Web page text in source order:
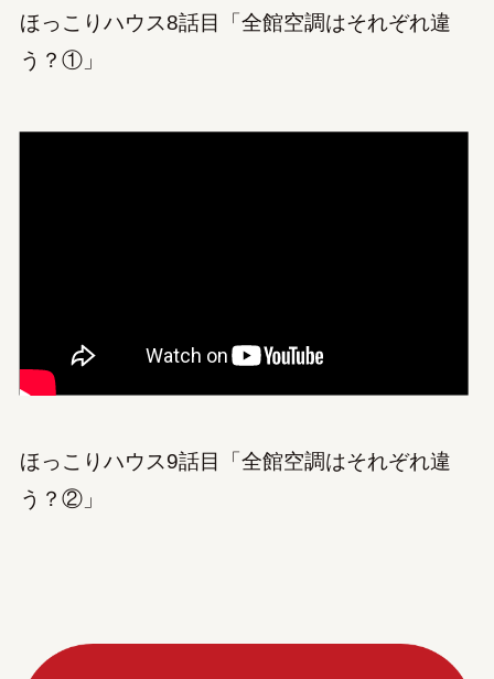
ほっこりハウス8話目「全館空調はそれぞれ違
う？①」
ほっこりハウス9話目「全館空調はそれぞれ違
う？②」